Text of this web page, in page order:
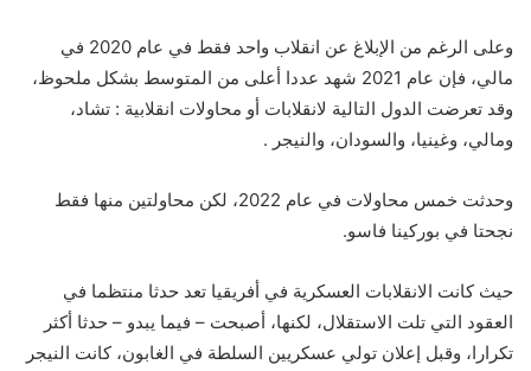
وعلى الرغم من الإبلاغ عن انقلاب واحد فقط في عام 2020 في
مالي، فإن عام 2021 شهد عددا أعلى من المتوسط بشكل ملحوظ،
وقد تعرضت الدول التالية لانقلابات أو محاولات انقلابية : تشاد،
ومالي، وغينيا، والسودان، والنيجر .
وحدثت خمس محاولات في عام 2022، لكن محاولتين منها فقط
نجحتا في بوركينا فاسو.
حيث كانت الانقلابات العسكرية في أفريقيا تعد حدثا منتظما في
العقود التي تلت الاستقلال، لكنها، أصبحت – فيما يبدو – حدثا أكثر
تكرارا، وقبل إعلان تولي عسكريين السلطة في الغابون، كانت النيجر